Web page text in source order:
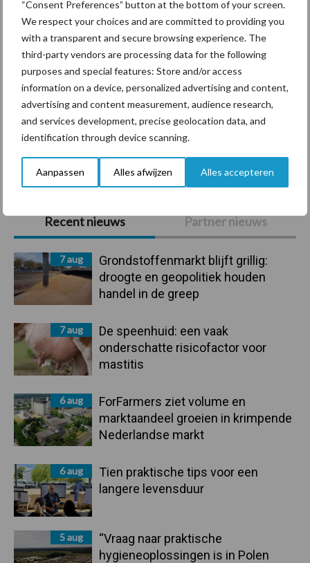
“Consent Preferences” button at the bottom of your screen.
We respect your choices and are committed to providing you
with a transparent and secure browsing experience. The
third-party vendors are processing data for the following
purposes and special features: Store and/or access
information on a device, personalized advertising and content,
advertising and content measurement, audience research,
and services development, precise geolocation data, and
identification through device scanning.
Aanpassen Alles afwijzen Alles accepteren
Primaire
Sidebar
Recent nieuws Partner nieuws
7 aug
Grondstoffenmarkt blijft grillig:
droogte en geopolitiek houden
handel in de greep
7 aug
De speenhuid: een vaak
onderschatte risicofactor voor
mastitis
6 aug
ForFarmers ziet volume en
marktaandeel groeien in krimpende
Nederlandse markt
6 aug
Tien praktische tips voor een
langere levensduur
5 aug
“Vraag naar praktische
hygieneoplossingen is in Polen
Beregening Bijproducten
Toon meer